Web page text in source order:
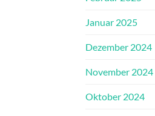
Januar 2025
Dezember 2024
November 2024
Oktober 2024